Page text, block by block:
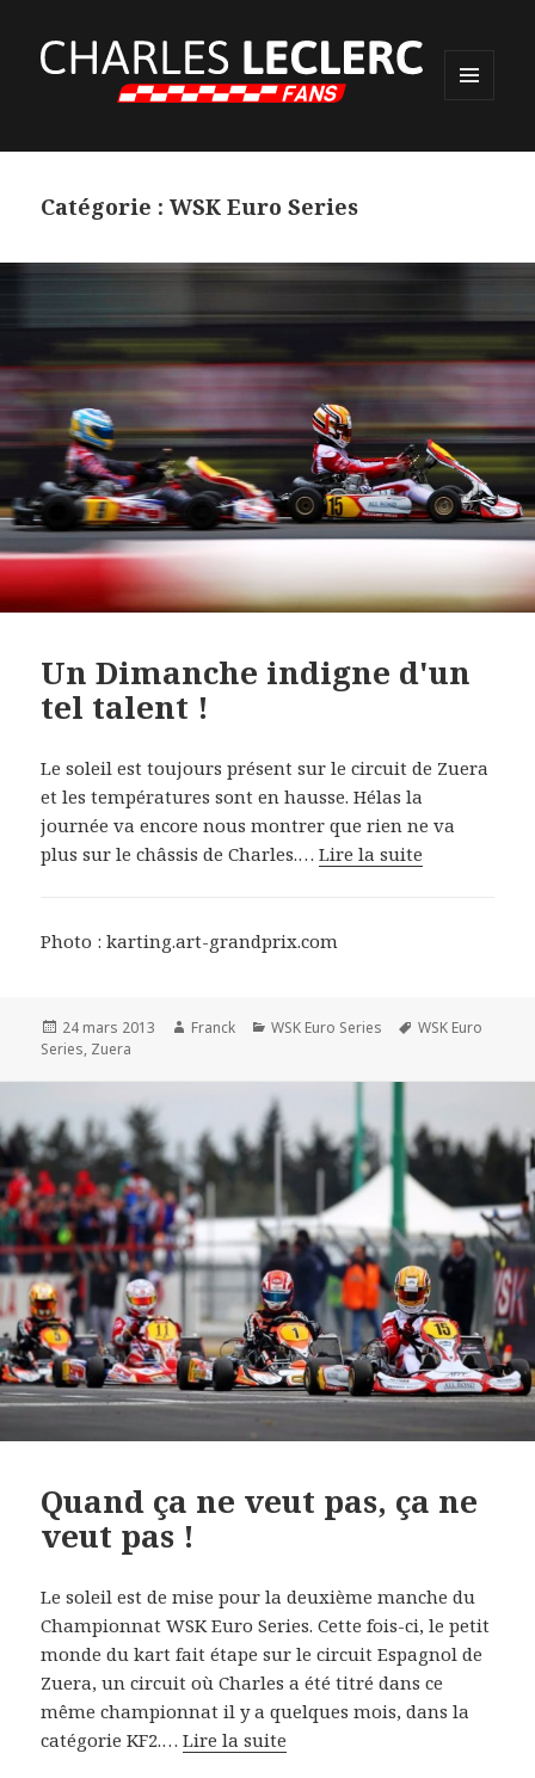
WIDGETS
Catégorie :WSK Euro Series
Un Dimanche indigne d'un
tel talent !
Le soleil est toujours présent sur le circuit de Zuera
et les températures sont en hausse. Hélas la
journée va encore nous montrer que rien ne va
plus sur le châssis de Charles.…Lire la suite
Photo : karting.art-grandprix.com
Publié
le
24 mars 2013 Auteur
Franck Catégories
WSK Euro Series
Mots-
WSK Euro
Series, Zuera
Quand ça ne veut pas, ça ne
veut pas !
Le soleil est de mise pour la deuxième manche du
Championnat WSK Euro Series. Cette fois-ci, le petit
monde du kart fait étape sur le circuit Espagnol de
Zuera, un circuit où Charles a été titré dans ce
même championnat il y a quelques mois, dans la
catégorie KF2.…Lire la suite